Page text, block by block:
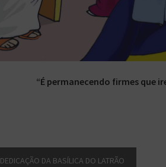
“É permanecendo firmes que
DA BASÍLICA DO LATRÃO